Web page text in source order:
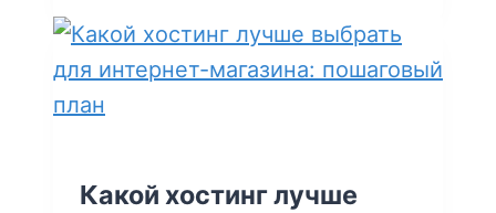
Какой хостинг лучше